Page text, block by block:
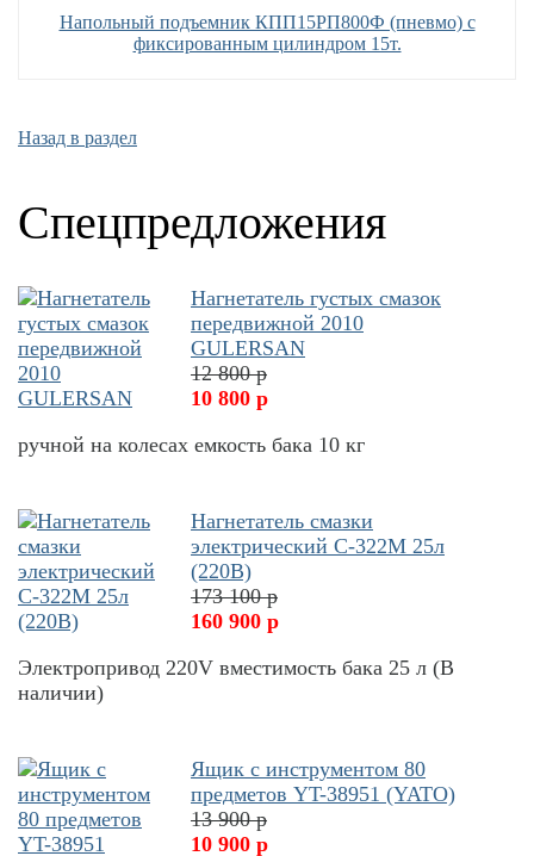
Напольный подъемник КПП15РП800Ф (пневмо) с
фиксированным цилиндром 15т.
Назад в раздел
Спецпредложения
Нагнетатель густых смазок
передвижной 2010
GULERSAN
12 800 р
10 800 р
ручной на колесах емкость бака 10 кг
Нагнетатель смазки
электрический С-322М 25л
(220В)
173 100 р
160 900 р
Электропривод 220V вместимость бака 25 л (В
наличии)
Ящик с инструментом 80
предметов YT-38951 (YATO)
13 900 р
10 900 р